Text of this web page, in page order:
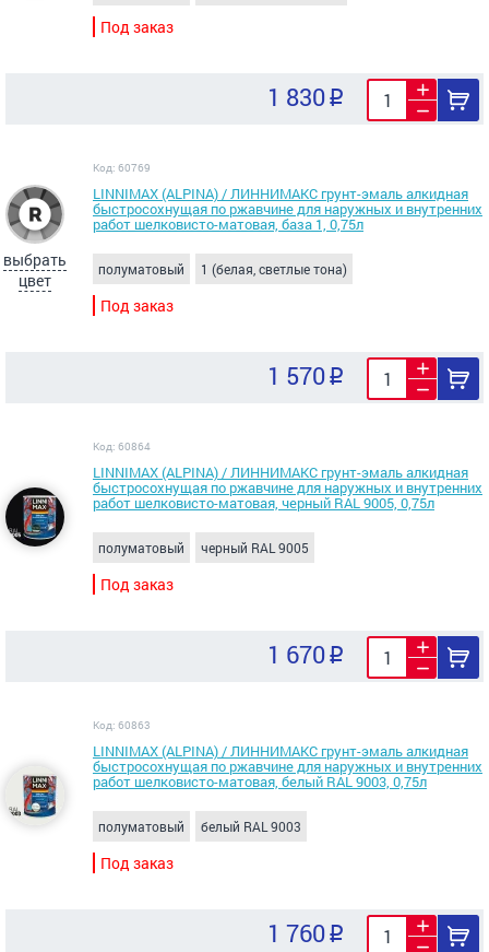
Под заказ
1 830
выбрать
цвет
Код: 60769
LINNIMAX (ALPINA) / ЛИННИМАКС грунт-эмаль алкидная
быстросохнущая по ржавчине для наружных и внутренних
работ шелковисто-матовая, база 1, 0,75л
полуматовый 1 (белая, светлые тона)
Под заказ
1 570
Код: 60864
LINNIMAX (ALPINA) / ЛИННИМАКС грунт-эмаль алкидная
быстросохнущая по ржавчине для наружных и внутренних
работ шелковисто-матовая, черный RAL 9005, 0,75л
полуматовый черный RAL 9005
Под заказ
1 670
Код: 60863
LINNIMAX (ALPINA) / ЛИННИМАКС грунт-эмаль алкидная
быстросохнущая по ржавчине для наружных и внутренних
работ шелковисто-матовая, белый RAL 9003, 0,75л
полуматовый белый RAL 9003
Под заказ
1 760